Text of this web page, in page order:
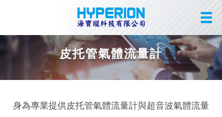
皮托管氣體流量計
身為專業提供皮托管氣體流量計與超音波氣體流量